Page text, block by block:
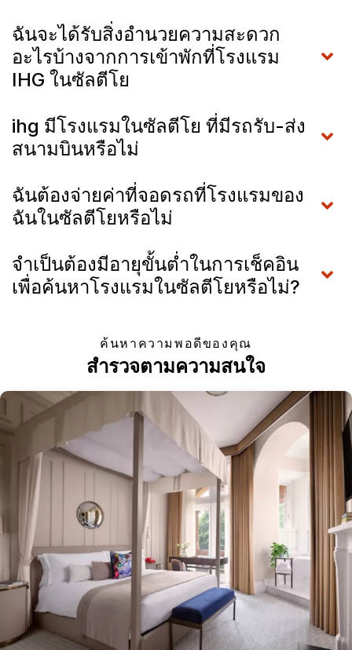
ฉันจะได้รับสิ่งอำนวยความสะดวก
อะไรบ้างจากการเข้าพักที่โรงแรม
IHG ในซัลตีโย
ihg มีโรงแรมในซัลตีโย ที่มีรถรับ-ส่ง
สนามบินหรือไม่
ฉันต้องจ่ายค่าที่จอดรถที่โรงแรมของ
ฉันในซัลตีโยหรือไม่
จำเป็นต้องมีอายุขั้นต่ำในการเช็คอิน
เพื่อค้นหาโรงแรมในซัลตีโยหรือไม่?
ค้นหาความพอดีของคุณ
สำรวจตามความสนใจ